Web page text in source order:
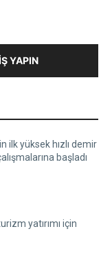
YAPIN
ilk yüksek hızlı demir
başladı
yatırımı için